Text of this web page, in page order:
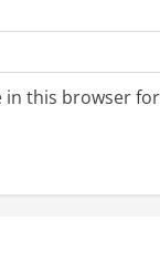
in this browser